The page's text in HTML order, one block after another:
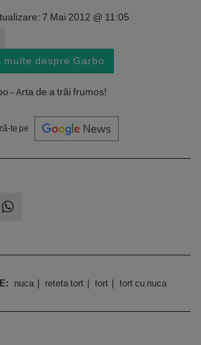
7 Mai 2012 @ 11:05
multe despre Garbo
- Arta de a trăi frumos!
te pe
nuca reteta tort tort tort cu nuca